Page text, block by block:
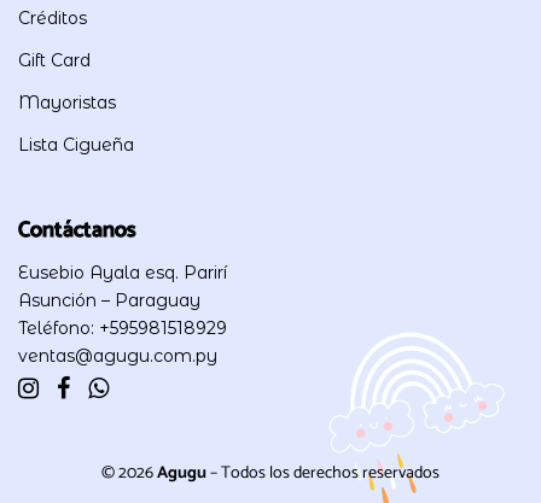
Créditos
Gift Card
Mayoristas
Lista Cigueña
Contáctanos
Eusebio Ayala esq. Parirí
Asunción – Paraguay
Teléfono: +595981518929
ventas@agugu.com.py
© 2026Agugu– Todos los derechos reservados